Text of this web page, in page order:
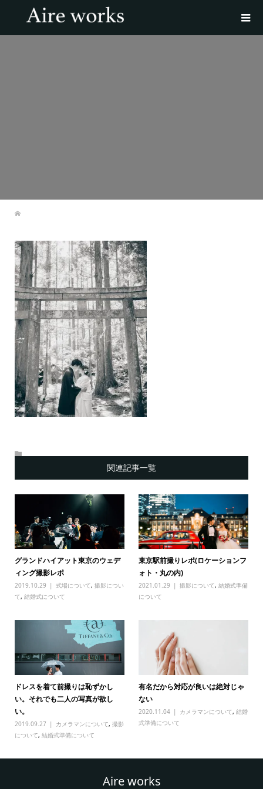
関連記事一覧
グランドハイアット東京のウェデ
ィング撮影レポ
2019.10.29 式場について, 撮影につい
て, 結婚式について
東京駅前撮りレポ(ロケーションフ
ォト・丸の内)
2021.01.29 撮影について,結婚式準備
について
ドレスを着て前撮りは恥ずかし
い。それでも二人の写真が欲し
い。
2019.09.27 カメラマンについて, 撮影
について, 結婚式準備について
有名だから対応が良いは絶対じゃ
ない
2020.11.04 カメラマンについて,結婚
式準備について
Aire works